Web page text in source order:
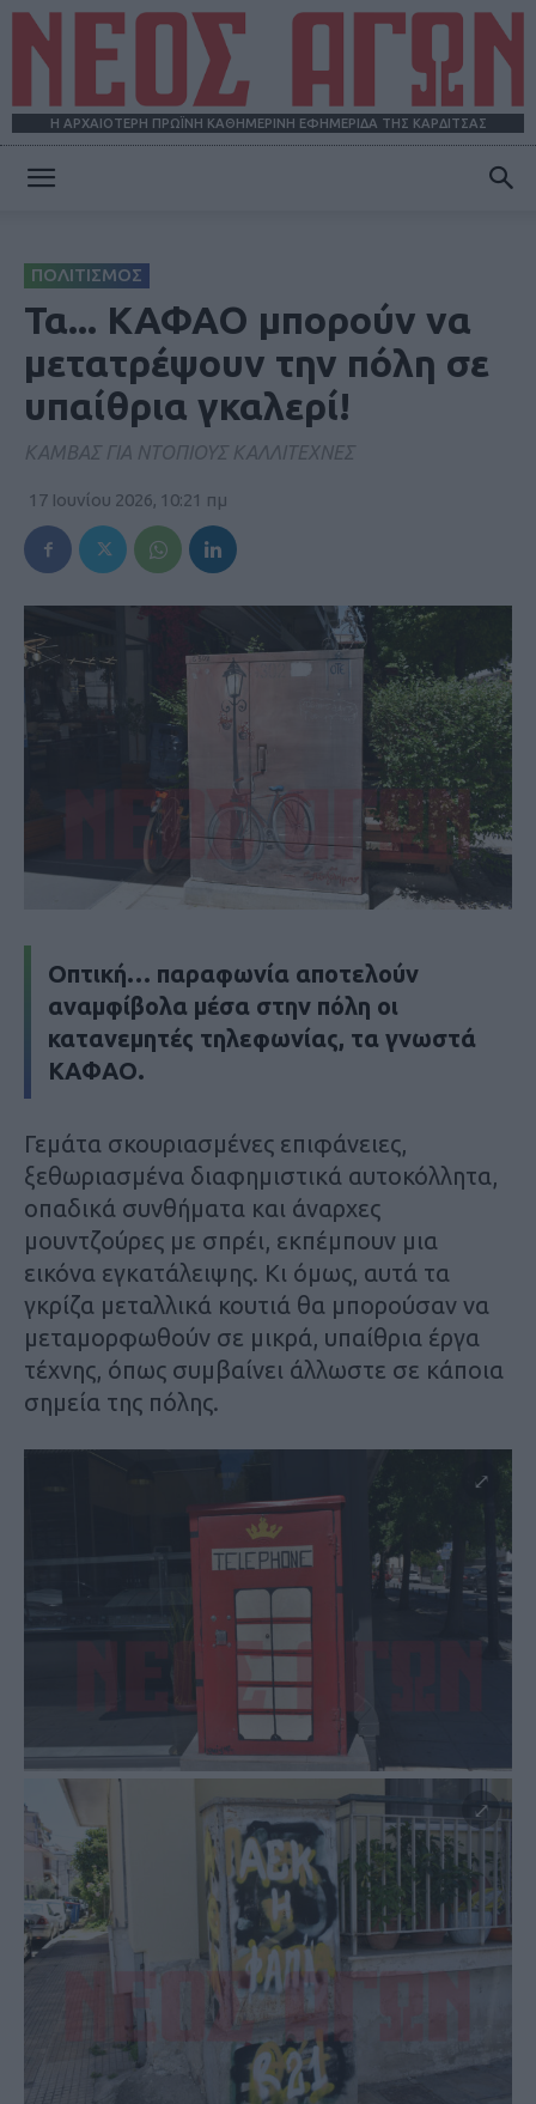
Η ΑΡΧΑΙΟΤΕΡΗ ΠΡΩΪΝΗ ΚΑΘΗΜΕΡΙΝΗ ΕΦΗΜΕΡΙΔΑ ΤΗΣ ΚΑΡΔΙΤΣΑΣ
ΠΟΛΙΤΙΣΜΟΣ
Τα... ΚΑΦΑΟ μπορούν να
μετατρέψουν την πόλη σε
υπαίθρια γκαλερί!
ΚΑΜΒΑΣ ΓΙΑ ΝΤΟΠΙΟΥΣ ΚΑΛΛΙΤΕΧΝΕΣ
17 Ιουνίου 2026, 10:21 πμ
Οπτική… παραφωνία αποτελούν
αναμφίβολα μέσα στην πόλη οι
κατανεμητές τηλεφωνίας, τα γνωστά
ΚΑΦΑΟ.
Γεμάτα σκουριασμένες επιφάνειες,
ξεθωριασμένα διαφημιστικά αυτοκόλλητα,
οπαδικά συνθήματα και άναρχες
μουντζούρες με σπρέι, εκπέμπουν μια
εικόνα εγκατάλειψης. Κι όμως, αυτά τα
γκρίζα μεταλλικά κουτιά θα μπορούσαν να
μεταμορφωθούν σε μικρά, υπαίθρια έργα
τέχνης, όπως συμβαίνει άλλωστε σε κάποια
σημεία της πόλης.